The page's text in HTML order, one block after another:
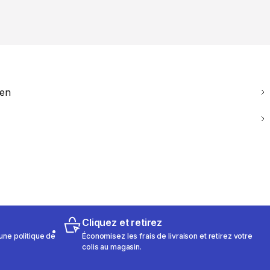
politique de
Cliquez et retirez
Économisez les frais de livraison et retirez votre
colis au magasin.